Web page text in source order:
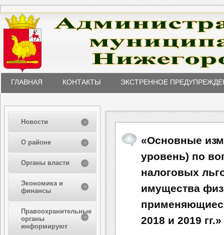
ГЛАВНАЯ КОНТАКТЫ ЭКСТРЕННОЕ
Новости
О районе
Органы власти
Экономика и
финансы
Правоохранительные
органы
информируют
«Основные
уровень) по
налоговых
имущества
2018 и 2019 гг.»